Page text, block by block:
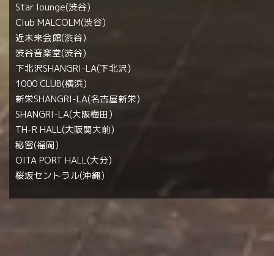
Star lounge(渋谷)
Club MALCOLM(渋谷)
近未来会館(渋谷)
渋谷音楽堂(渋谷)
下北沢SHANGRI-LA(下北沢)
1000 CLUB(横浜)
新栄SHANGRI-LA(名古屋新栄)
SHANGRI-LA(大阪梅田)
TH-R HALL(大阪関大前)
秘密(福岡)
OITA PORT HALL(大分)
桜坂セントラル(沖縄)